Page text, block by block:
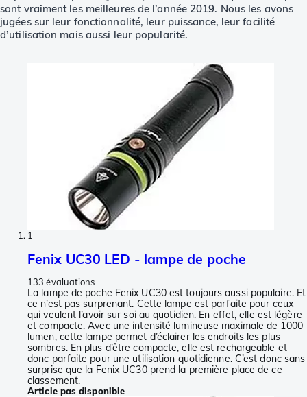
sont vraiment les meilleures de l’année 2019. Nous les avons
jugées sur leur fonctionnalité, leur puissance, leur facilité
d’utilisation mais aussi leur popularité.
1
Fenix UC30 LED - lampe de poche
133 évaluations
La lampe de poche Fenix UC30 est toujours aussi populaire. Et
ce n’est pas surprenant. Cette lampe est parfaite pour ceux
qui veulent l’avoir sur soi au quotidien. En effet, elle est légère
et compacte. Avec une intensité lumineuse maximale de 1000
lumen, cette lampe permet d’éclairer les endroits les plus
sombres. En plus d’être compacte, elle est rechargeable et
donc parfaite pour une utilisation quotidienne. C’est donc sans
surprise que la Fenix UC30 prend la première place de ce
classement.
Article pas disponible